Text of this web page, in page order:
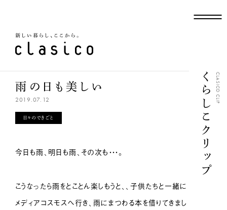
くらしこクリップCLASICO CLIP
雨の日も美しい
2019.07.12
日々のできごと
今日も雨、明日も雨、その次も・・・。
こうなったら雨をとことん楽しもうと、、子供たちと一緒に
メディアコスモスへ行き、雨にまつわる本を借りてきまし